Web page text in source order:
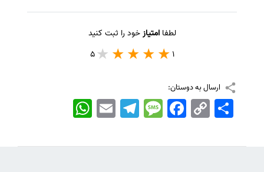
لطفاامتیازخود را ثبت کنید
1
5
ارسال به دوستان:
WhatsApp EmailTelegramMessageFacebook Copy
Link
اشتراک